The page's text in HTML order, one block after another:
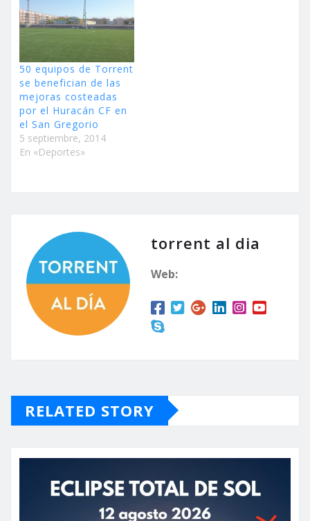
50 equipos de Torrent
se benefician de las
mejoras costeadas
por el Huracán CF en
el San Gregorio
5 septiembre, 2014
En «Deportes»
torrent al dia
Web:
RELATED STORY